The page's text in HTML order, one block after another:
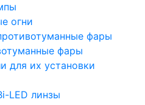
огни
фары
фары
для их установки
LED линзы